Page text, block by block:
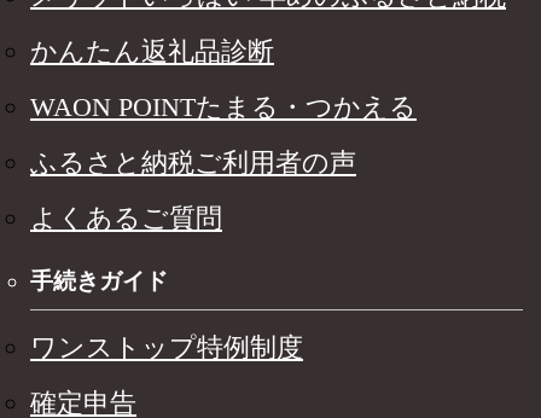
かんたん返礼品診断
WAON POINTたまる・つかえる
ふるさと納税ご利用者の声
よくあるご質問
手続きガイド
ワンストップ特例制度
確定申告